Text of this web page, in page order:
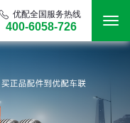
优配全国服务热线
400-6058-726